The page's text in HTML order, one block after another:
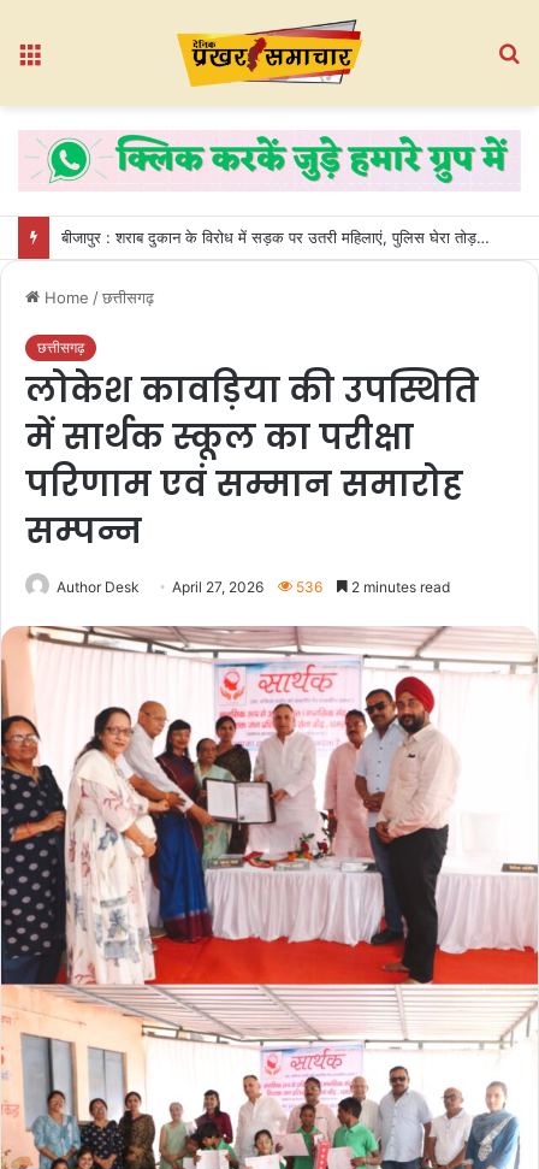
बीजापुर : शराब दुकान के विरोध में सड़क पर उतरी महिलाएं, पुलिस घेरा तोड़कर गेट तोड़ा
Home /छत्तीसगढ़
छत्तीसगढ़
लोकेश कावड़िया की उपस्थिति
में सार्थक स्कूल का परीक्षा
परिणाम एवं सम्मान समारोह
सम्पन्न
Author Desk April 27, 2026 536 2 minutes read